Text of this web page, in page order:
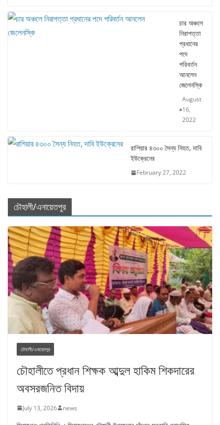
চার অঞ্চলে
নিরাপত্তা
প্রধানের
পদে
পরিবর্তন
আনলেন
জেলেনস্কি
August
16,
2022
রাশিয়ার ৪৩০০ সৈন্য নিহত, দাবি
ইউক্রেনের
February 27, 2022
চৌহালী/এনায়েতপুর
চৌহালী/এনায়েতপুর
চৌহালীতে প্রধান শিক্ষক আব্দুল হাকিম শিকদারের
অবসরজনিত বিদায়
July 13, 2026 news